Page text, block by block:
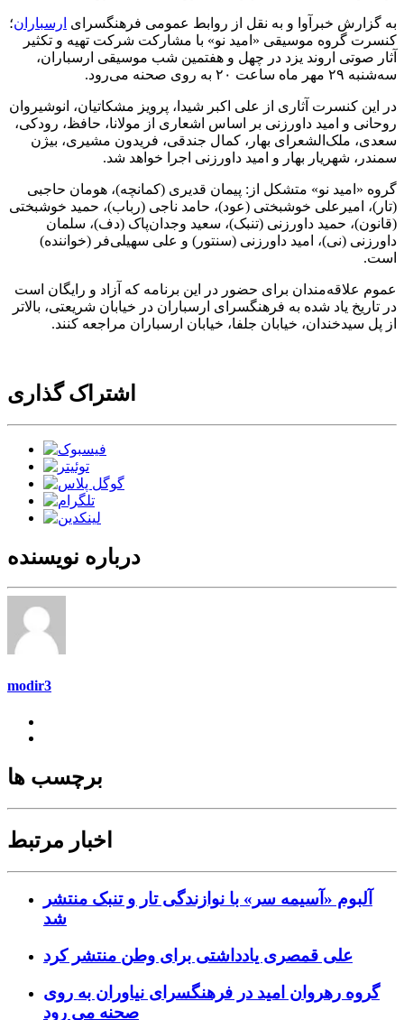
به گزارش خبرآوا و به نقل از روابط عمومی فرهنگسرای ارسباران؛
کنسرت گروه موسیقی «امید نو» با مشارکت شرکت تهیه و تکثیر
آثار صوتی اروند یزد در چهل و هفتمین شب موسیقی ارسباران،
سه‌شنبه ۲۹ مهر‌ ماه ساعت ۲۰ به روی صحنه می‌رود.
در این کنسرت آثاری از علی اکبر شیدا، پرویز مشکاتیان، انوشیروان
روحانی و امید داورزنی بر اساس اشعاری از مولانا، حافظ، رودکی،
سعدی، ملک‌الشعرای بهار، کمال جندقی، فریدون مشیری، بیژن
سمندر، شهریار بهار و امید داورزنی اجرا خواهد شد.
گروه «امید نو» متشکل از: پیمان قدیری (کمانچه)، هومان حاجبی
(تار)، امیرعلی خوشبختی (عود)، حامد ناجی (رباب)، حمید خوشبختی
(قانون)، حمید داورزنی (تنبک)، سعید وجدان‌پاک (دف)، سلمان
داورزنی (نی)، امید داورزنی (سنتور) و علی سهیلی‌فر (خواننده)
است.
عموم علاقه‌مندان برای حضور در این برنامه که آزاد و رایگان است
در تاریخ یاد شده به فرهنگسرای ارسباران در خیابان شریعتی، بالاتر
از پل سیدخندان، خیابان جلفا، خیابان ارسباران مراجعه کنند.
اشتراک گذاری
درباره نویسنده
modir3
برچسب ها
اخبار مرتبط
آلبوم «آسیمه سر» با نوازندگی تار و تنبک منتشر
شد
علی قمصری یادداشتی برای وطن منتشر کرد
گروه رهروان امید در فرهنگسرای نیاوران به روی
صحنه می رود